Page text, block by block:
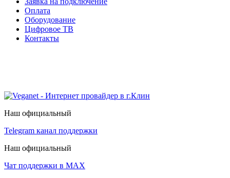
Оплата
Оборудование
Цифровое ТВ
Контакты
Наш официальный
Telegram канал поддержки
Наш официальный
Чат поддержки в МАХ